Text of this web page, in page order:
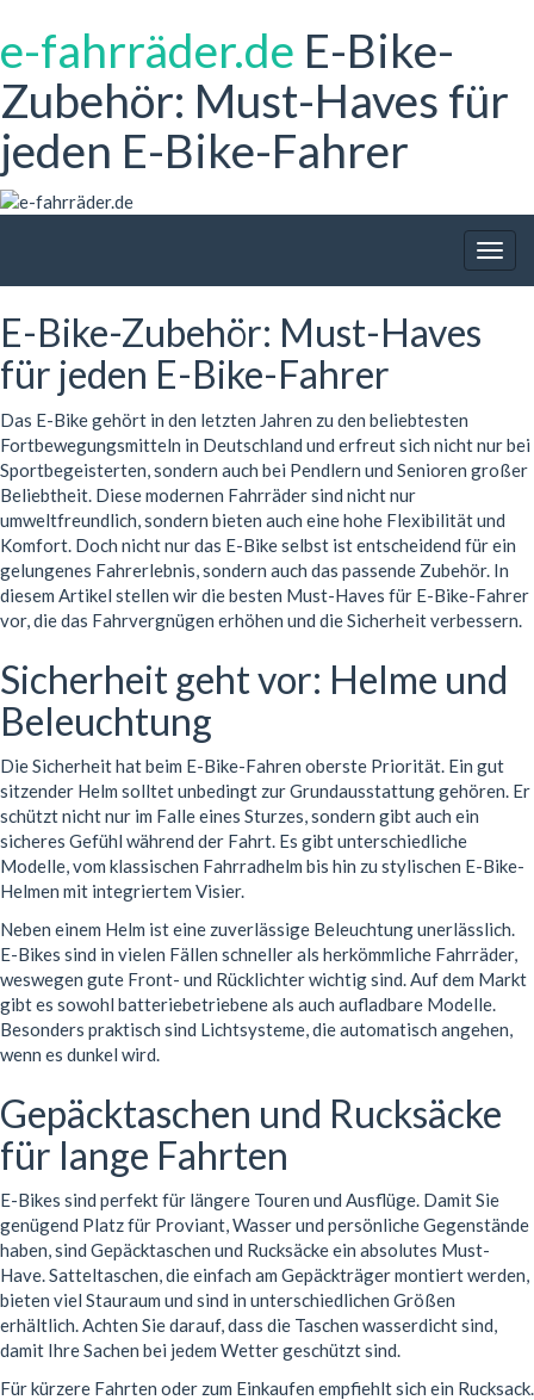
e-fahrräder.de E-Bike-
Zubehör: Must-Haves für
jeden E-Bike-Fahrer
E-Bike-Zubehör: Must-Haves
für jeden E-Bike-Fahrer
Das E-Bike gehört in den letzten Jahren zu den beliebtesten
Fortbewegungsmitteln in Deutschland und erfreut sich nicht nur bei
Sportbegeisterten, sondern auch bei Pendlern und Senioren großer
Beliebtheit. Diese modernen Fahrräder sind nicht nur
umweltfreundlich, sondern bieten auch eine hohe Flexibilität und
Komfort. Doch nicht nur das E-Bike selbst ist entscheidend für ein
gelungenes Fahrerlebnis, sondern auch das passende Zubehör. In
diesem Artikel stellen wir die besten Must-Haves für E-Bike-Fahrer
vor, die das Fahrvergnügen erhöhen und die Sicherheit verbessern.
Sicherheit geht vor: Helme und
Beleuchtung
Die Sicherheit hat beim E-Bike-Fahren oberste Priorität. Ein gut
sitzender Helm solltet unbedingt zur Grundausstattung gehören. Er
schützt nicht nur im Falle eines Sturzes, sondern gibt auch ein
sicheres Gefühl während der Fahrt. Es gibt unterschiedliche
Modelle, vom klassischen Fahrradhelm bis hin zu stylischen E-Bike-
Helmen mit integriertem Visier.
Neben einem Helm ist eine zuverlässige Beleuchtung unerlässlich.
E-Bikes sind in vielen Fällen schneller als herkömmliche Fahrräder,
weswegen gute Front- und Rücklichter wichtig sind. Auf dem Markt
gibt es sowohl batteriebetriebene als auch aufladbare Modelle.
Besonders praktisch sind Lichtsysteme, die automatisch angehen,
wenn es dunkel wird.
Gepäcktaschen und Rucksäcke
für lange Fahrten
E-Bikes sind perfekt für längere Touren und Ausflüge. Damit Sie
genügend Platz für Proviant, Wasser und persönliche Gegenstände
haben, sind Gepäcktaschen und Rucksäcke ein absolutes Must-
Have. Satteltaschen, die einfach am Gepäckträger montiert werden,
bieten viel Stauraum und sind in unterschiedlichen Größen
erhältlich. Achten Sie darauf, dass die Taschen wasserdicht sind,
damit Ihre Sachen bei jedem Wetter geschützt sind.
Für kürzere Fahrten oder zum Einkaufen empfiehlt sich ein Rucksack.